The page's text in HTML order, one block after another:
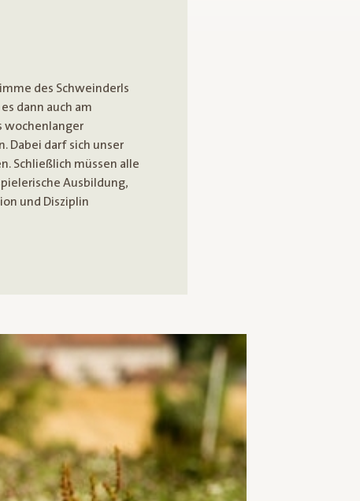
des Schweinderls
dann auch am
wochenlanger
Dabei darf sich unser
Schließlich müssen alle
Ausbildung,
und Disziplin